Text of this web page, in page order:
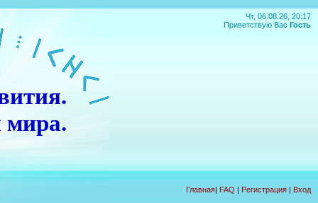
Чт, 06.08.26, 20:17
Приветствую Вас Гость
мира.
Главная| FAQ | Регистрация | Вход